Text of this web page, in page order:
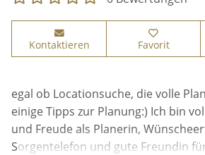
Kontaktieren Favorit
egal ob Locationsuche, die volle
einige Tipps zur Planung:) Ich bin
und Freude als Planerin,
Sorgentelefon und gute Freundin